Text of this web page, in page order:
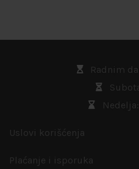
Radnim
Uslovi korišćenja
Plaćanje i isporuka